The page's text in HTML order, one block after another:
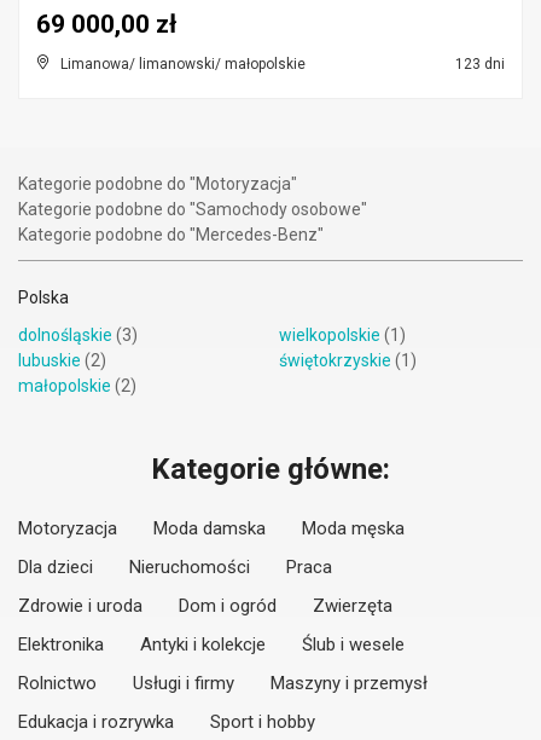
Limanowa/ limanowski/ małopolskie 123 dni
69 000,00 zł
Kategorie podobne do "Motoryzacja"
Kategorie podobne do "Samochody osobowe"
Kategorie podobne do "Mercedes-Benz"
Polska
dolnośląskie (3)
lubuskie (2)
małopolskie (2)
wielkopolskie (1)
świętokrzyskie (1)
Kategorie główne:
Motoryzacja Moda damska
Moda męska
Dla dzieci
Nieruchomości
Praca
Zdrowie i uroda
Dom i ogród
Zwierzęta
Elektronika
Antyki i kolekcje
Ślub i wesele
Rolnictwo
Usługi i firmy
Maszyny i przemysł
Edukacja i rozrywka
Sport i hobby